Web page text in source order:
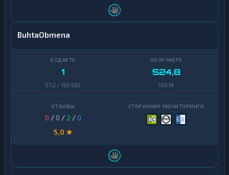
BuhtaObmena
1
57,2 / 190 565
524,8
100 M
0 / 0 / 2 /0
5,0 ★